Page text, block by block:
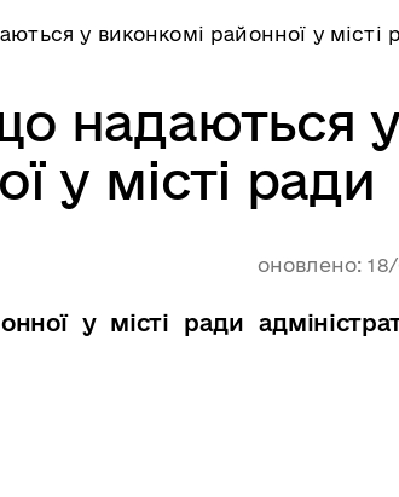
у виконкомі районної у місті
надаються у
у місті ради
оновлено:
у місті ради